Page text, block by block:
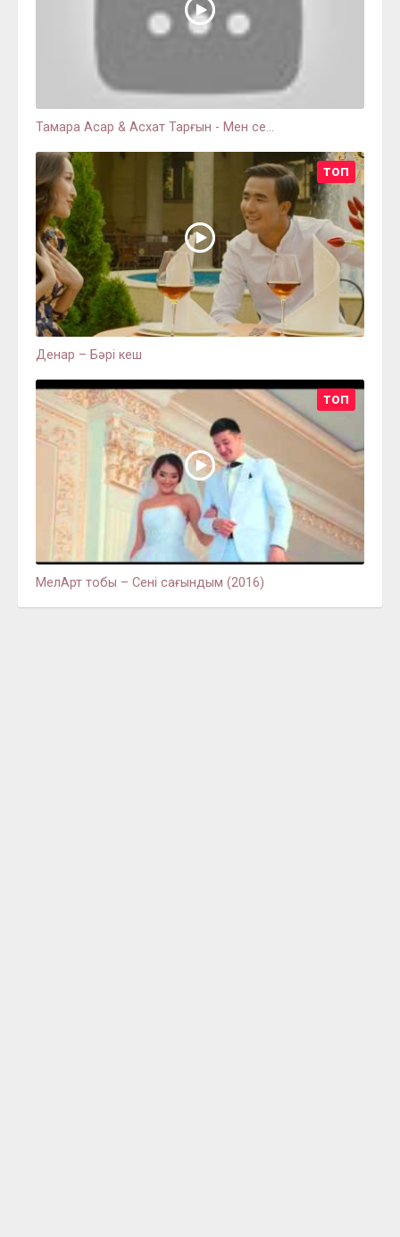
Тамара Асар & Асхат Тарғын - Мен се...
ТОП
Денар – Бәрі кеш
ТОП
МелАрт тобы – Сені сағындым (2016)